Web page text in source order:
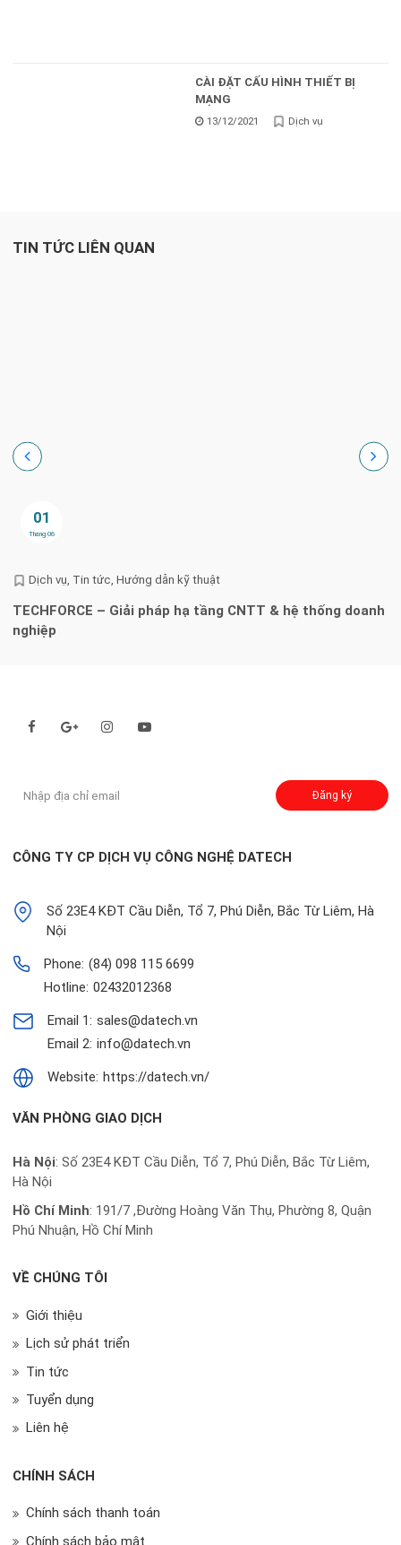
CÀI ĐẶT CẤU HÌNH THIẾT BỊ
MẠNG
13/12/2021 Dịch vụ
TIN TỨC LIÊN QUAN
01
Tháng 06
Dịch vụ Tin tức Hướng dẫn kỹ thuật
TECHFORCE – Giải pháp hạ tầng CNTT & hệ thống doanh
nghiệp
Đăng ký
CÔNG TY CP DỊCH VỤ CÔNG NGHỆ DATECH
Số 23E4 KĐT Cầu Diễn, Tổ 7, Phú Diễn, Bắc Từ Liêm, Hà
Nội
Phone: (84) 098 115 6699
Hotline: 02432012368
Email 1: sales@datech.vn
Email 2: info@datech.vn
Website: https://datech.vn/
VĂN PHÒNG GIAO DỊCH
Hà Nội: Số 23E4 KĐT Cầu Diễn, Tổ 7, Phú Diễn, Bắc Từ Liêm,
Hà Nội
Hồ Chí Minh: 191/7 ,Đường Hoàng Văn Thụ, Phường 8, Quận
Phú Nhuận, Hồ Chí Minh
VỀ CHÚNG TÔI
Giới thiệu
Lịch sử phát triển
Tin tức
Tuyển dụng
Liên hệ
CHÍNH SÁCH
Chính sách thanh toán
Chính sách bảo mật